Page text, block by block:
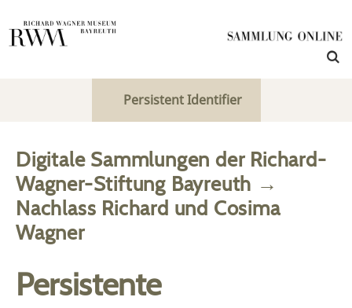
Persistent Identifier
Digitale Sammlungen der Richard-
Wagner-Stiftung Bayreuth →
Nachlass Richard und Cosima
Wagner
Persistente